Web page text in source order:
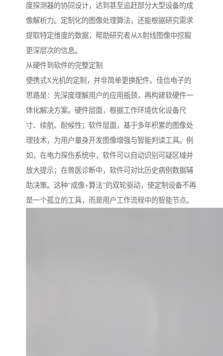
度探测器的协同设计，达到甚至追赶部分大型设备的成
像解析力。定制化的图像处理算法，还能根据研究需求
提取特定维度的数据，帮助研究者从X射线图像中挖掘
更深层次的信息。
从硬件到软件的完整定制
便携式X光机的定制，并非简单更换配件。佳信电子的
思路是：先深度理解用户的应用瓶颈，再构建软硬件一
体化解决方案。硬件层面，根据工作环境优化设备尺
寸、续航、耐候性；软件层面，基于多年积累的图像处
理技术，为用户量身开发图像增强与智能判读工具。例
如，在电力探伤系统中，软件可以自动识别可疑区域并
放大提示；在兽医诊断中，软件可对比历史病例数据辅
助决策。这种“成像+算法”的双轮驱动，使定制设备不再
是一个孤立的工具，而是用户工作流程中的智能节点。